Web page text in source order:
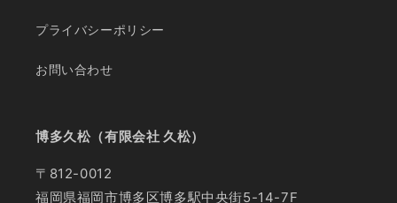
プライバシーポリシー
お問い合わせ
博多久松（有限会社 久松）
〒812-0012
福岡県福岡市博多区博多駅中央街5-14-7F